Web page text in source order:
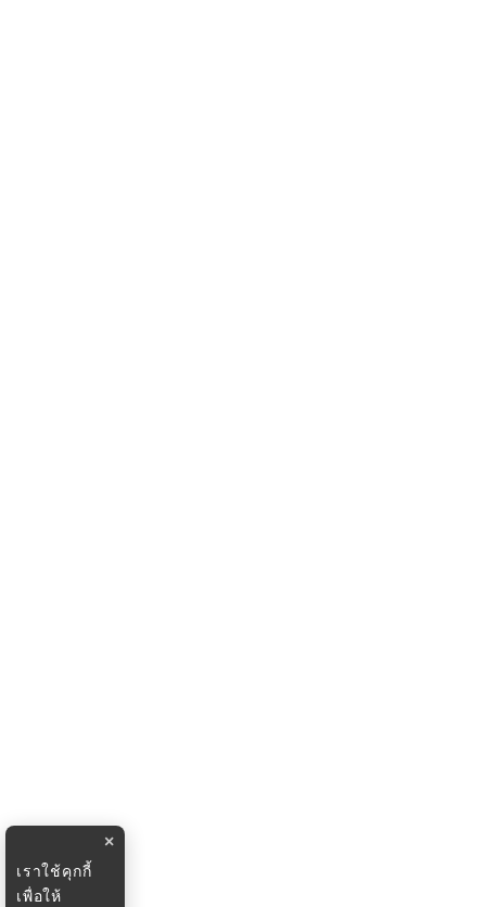
×
เราใช้คุกกี้
เพื่อให้